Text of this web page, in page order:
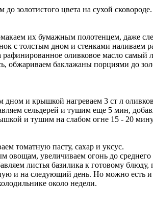
золотистого цвета на сухой сковороде.
их бумажным полотенцем, даже
с толстым дном и стенками наливаем
рафинированное оливковое масло самый
обжариваем баклажаны порциями до
дном и крышкой нагреваем 3 ст л
сельдерей и тушим еще 5 мин,
и тушим на слабом огне 15 - 20
томатную пасту, сахар и уксус.
овощам, увеличиваем огонь до
листья базилика к готовому
и на следующий день. Но можно есть и
около недели.